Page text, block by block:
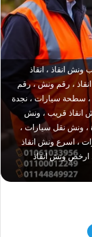
انقاذ ، انقاذ
، رقم ونش ، رقم
سطحة سيارات ، نجدة
انقاذ قريب ، ونش
ونش نقل سيارات ،
، اسرع ونش انقاذ
ارخص ونش انقاذ